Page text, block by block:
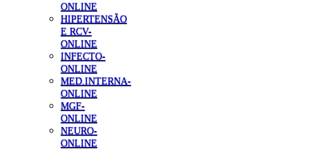
ONLINE
HIPERTENSÃO
E RCV-
ONLINE
INFECTO-
ONLINE
MED.INTERNA-
ONLINE
MGF-
ONLINE
NEURO-
ONLINE